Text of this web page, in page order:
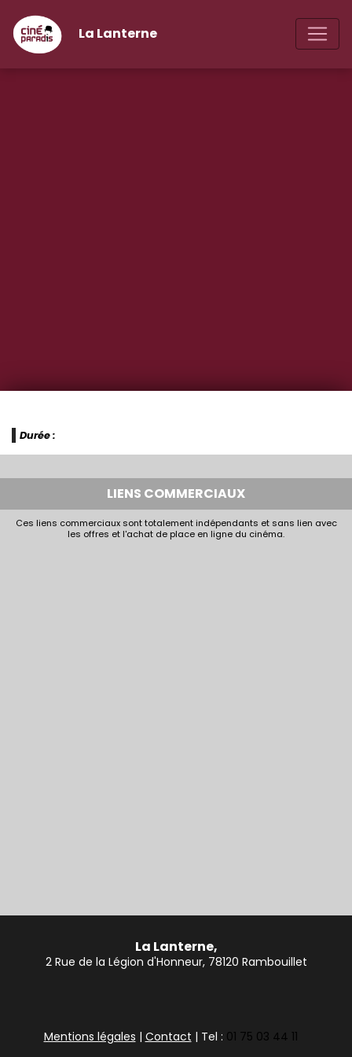
La Lanterne
Durée :
LIENS COMMERCIAUX
Ces liens commerciaux sont totalement indépendants et sans lien avec
les offres et l'achat de place en ligne du cinéma.
La Lanterne,
2 Rue de la Légion d'Honneur, 78120 Rambouillet
Mentions légales | Contact | Tel : 01 75 03 44 11